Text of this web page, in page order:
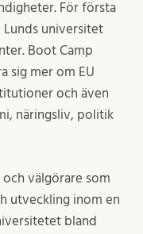
För första
Lunds universitet
Boot Camp
sig mer om EU
och även
näringsliv, politik
välgörare som
utveckling inom en
bland